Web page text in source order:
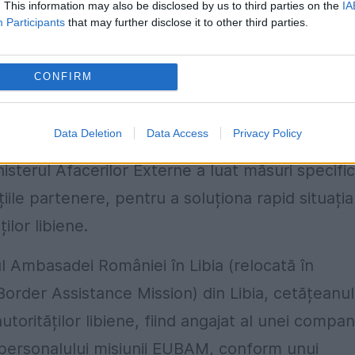
This information may also be disclosed by us to third parties on the
Participants that may further disclose it to other third parties.
CONFIRM
Data Deletion Data Access Privacy Policy
aeroportului, din cauza documentelor
Apărării Naționale, iar de atunci este
de conflict.
Afacerilor Externe a luat măsuri
partenere, pentru a soluționa rapid situația
libiene.
României în Libia (relocată în
Assistance Mission) din Libia, cetățeanul
libiene, fiind angajat al unei
misiunii EUBAM, conform unui